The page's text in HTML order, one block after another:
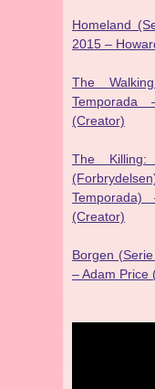
Homeland
2015 –
The
(Creator)
The
(Creator)
Borgen
– Adam Price